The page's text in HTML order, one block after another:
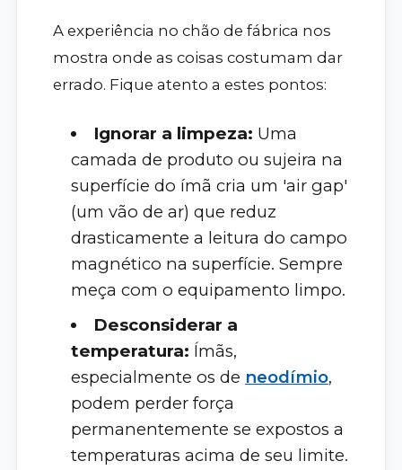
A experiência no chão de fábrica nos
mostra onde as coisas costumam dar
errado. Fique atento a estes pontos:
Ignorar a limpeza: Uma
camada de produto ou sujeira na
superfície do ímã cria um 'air gap'
(um vão de ar) que reduz
drasticamente a leitura do campo
magnético na superfície. Sempre
meça com o equipamento limpo.
Desconsiderar a
temperatura: Ímãs,
especialmente os de neodímio,
podem perder força
permanentemente se expostos a
temperaturas acima de seu limite.